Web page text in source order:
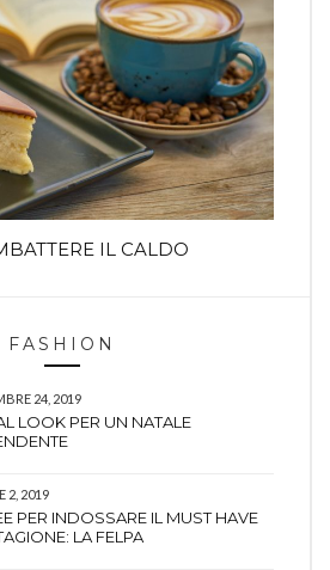
IL CALDO
FASHION
24, 2019
LOOK PER UN NATALE
2, 2019
PER INDOSSARE IL MUST HAVE
LA FELPA